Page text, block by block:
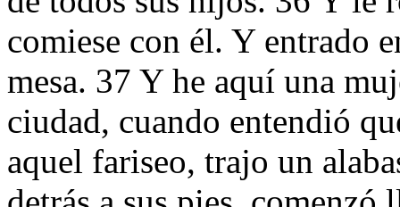
comiese con él. Y entrado
mesa. 37 Y he aquí una
ciudad, cuando entendió
aquel fariseo, trajo un